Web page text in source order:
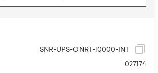
SNR-UPS-ONRT-10000-INT
027174